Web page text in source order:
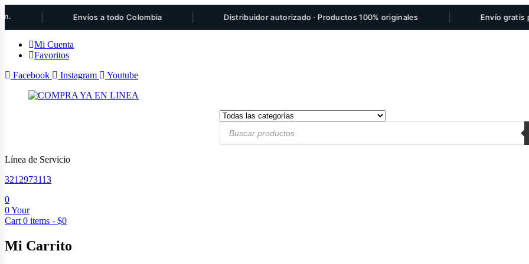
Envíos a todo Colombia Distribuidor autorizado · Productos 100% originales Envío gratis por
Mi Cuenta
Favoritos
Facebook
Instagram Youtube
Products
search
Línea de Servicio
3212973113
0
0Your
Cart 0 items - $0
Mi Carrito